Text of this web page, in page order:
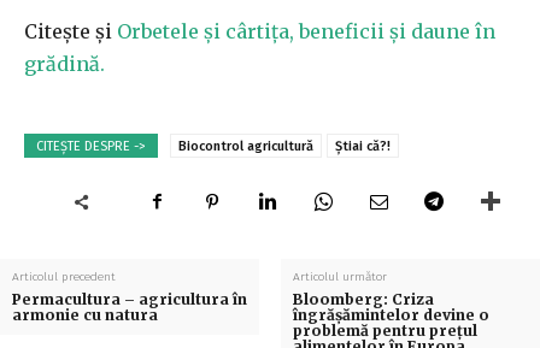
Citește și Orbetele și cârtița, beneficii și daune în
grădină.
CITEȘTE DESPRE -> Biocontrol agricultură Știai că?!
Articolul precedent
Permacultura – agricultura în
armonie cu natura
Articolul următor
Bloomberg: Criza
îngrăşămintelor devine o
problemă pentru preţul